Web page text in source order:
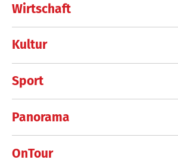
Wirtschaft
Kultur
Sport
Panorama
OnTour